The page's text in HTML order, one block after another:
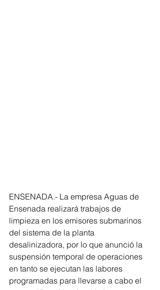
ENSENADA.- La empresa Aguas de
Ensenada realizará trabajos de
limpieza en los emisores submarinos
del sistema de la planta
desalinizadora, por lo que anunció la
suspensión temporal de operaciones
en tanto se ejecutan las labores
programadas para llevarse a cabo el